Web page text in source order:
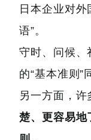
日本企业对外
语”。
守时、问候、
的“基本准则”
另一方面，许
楚、更容易地